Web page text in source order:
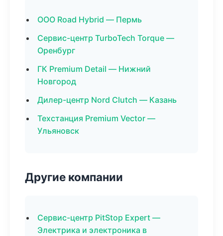
ООО Road Hybrid — Пермь
Сервис-центр TurboTech Torque —
Оренбург
ГК Premium Detail — Нижний
Новгород
Дилер-центр Nord Clutch — Казань
Техстанция Premium Vector —
Ульяновск
Другие компании
Сервис-центр PitStop Expert —
Электрика и электроника в